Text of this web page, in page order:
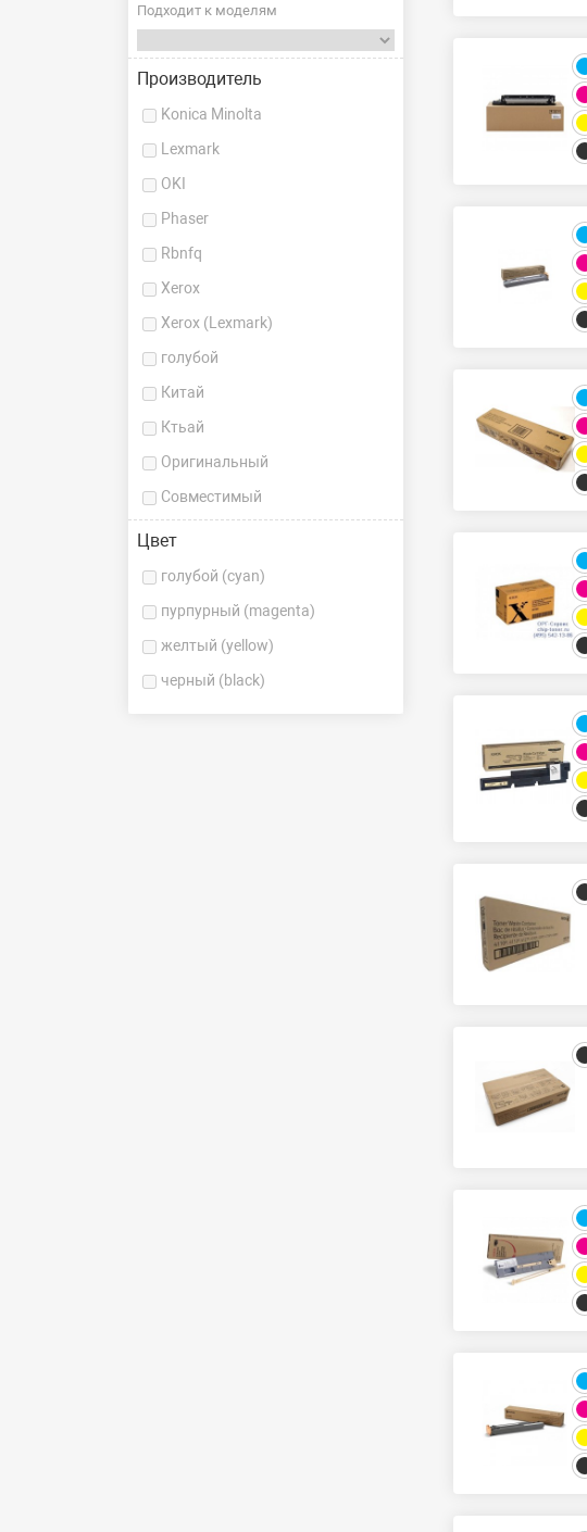
Подходит к моделям
Производитель
Konica Minolta
Lexmark
OKI
Phaser
Rbnfq
Xerox
Xerox (Lexmark)
голубой
Китай
Ктьай
Оригинальный
Совместимый
Цвет
голубой (cyan)
пурпурный (magenta)
желтый (yellow)
черный (black)